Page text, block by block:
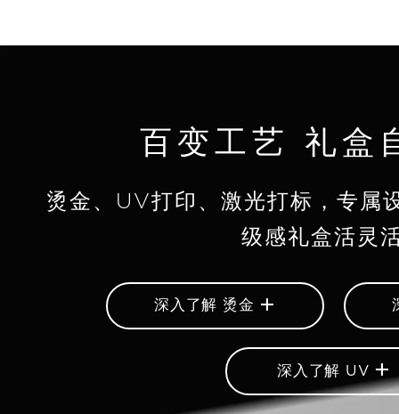
百变工艺 礼盒
烫金、UV打印、激光打标，专属
级感礼盒活灵
深入了解 烫金 +
深入了解 UV +